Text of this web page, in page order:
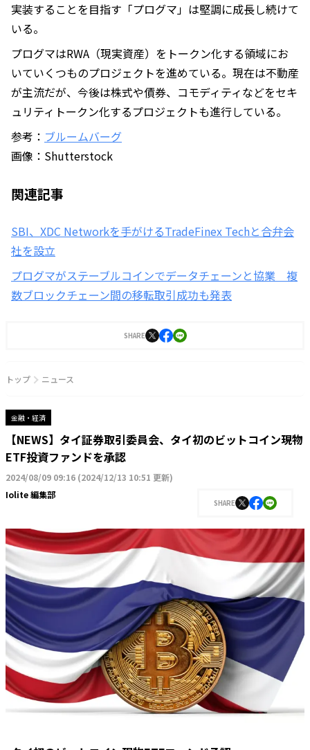
実装することを目指す「プログマ」は堅調に成長し続けて
いる。
プログマはRWA（現実資産）をトークン化する領域にお
いていくつものプロジェクトを進めている。現在は不動産
が主流だが、今後は株式や債券、コモディティなどをセキ
ュリティトークン化するプロジェクトも進行している。
参考： ブルームバーグ
画像：Shutterstock
関連記事
SBI、XDC Networkを手がけるTradeFinex Techと合弁会
社を設立
プログマがステーブルコインでデータチェーンと協業 複
数ブロックチェーン間の移転取引成功も発表
SHARE
トップ ニュース
金融・経済
【NEWS】タイ証券取引委員会、タイ初のビットコイン現物
ETF投資ファンドを承認
2024/08/09 09:16 (2024/12/13 10:51 更新)
Iolite 編集部
SHARE